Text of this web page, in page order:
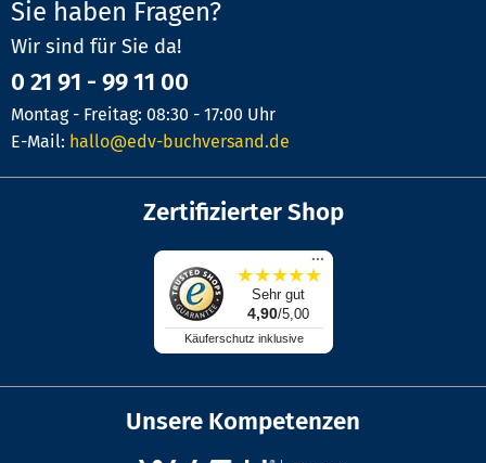
Sie haben Fragen?
Wir sind für Sie da!
0 21 91 - 99 11 00
Montag - Freitag: 08:30 - 17:00 Uhr
E-Mail: hallo@edv-buchversand.de
Zertifizierter Shop
...
★★★★★
Sehr gut
4,90/5,00
Käuferschutz inklusive
Unsere Kompetenzen